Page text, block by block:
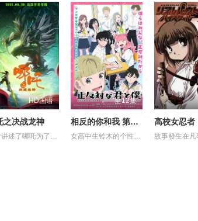
HD国语
之决战龙神
影片讲述了哪吒为了救出活祭的小孩，杀死龙三太子。因而惹怒了龙神，被龙神所伤，断掉一臂。最终在太乙真人的帮助下，塑莲藕手臂，提升“离火印”实力，最终击败龙神，拯救陈塘关，战胜邪恶的故事。 (电审动字[2021]第20号)
全12集
相反的你和我 第一季
女高中生铃木的个性开朗、交友甚广、擅长察言观色，是班上的中心人物之一，她喜欢的对象是坐在自己隔壁的男同学谷，而谷的个性与铃木恰恰相反，他内敛沉稳、有主见、待人一视同仁。铃木一直无法鼓起勇气告白，直到某日一个偶然机会，两人放学回家时走在同一条路上，并因此牵起了手。之后两人相互倾诉对彼此的好感，并开始交往，而同学们虽然感到讶异，但也都很支持两人的恋情。
高校女忍者